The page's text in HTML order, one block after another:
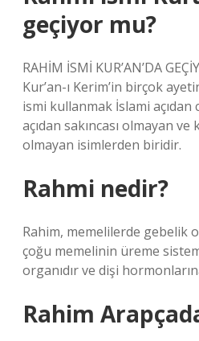
geçiyor mu?
RAHİM İSMİ KUR’AN’DA
Kur’an-ı Kerim’in birçok
ismi kullanmak İslami açıdan
açıdan sakıncası olmayan ve
olmayan isimlerden biridir.
Rahmi nedir?
Rahim, memelilerde gebelik
çoğu memelinin üreme
organıdır ve dişi
Rahim